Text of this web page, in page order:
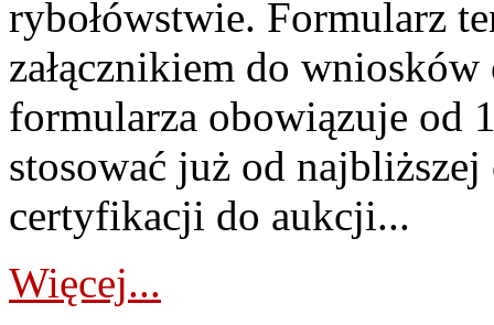
rybołówstwie. Formularz
załącznikiem do
formularza obowiązuje od
stosować już od
certyfikacji do aukcji...
Więcej...